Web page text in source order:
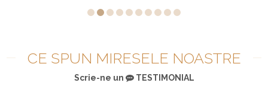
CE SPUN MIRESELE NOASTRE
Scrie-ne un TESTIMONIAL